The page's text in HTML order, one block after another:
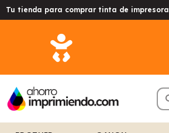
Tu tienda para comprar tinta de impresora